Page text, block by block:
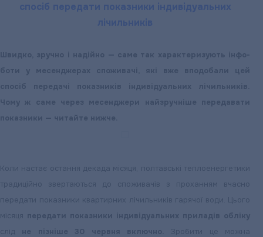
українських
техніки
спосіб передати показники індивідуальних
лічильників
Швидко, зручно і надійно — саме так характеризують інфо-
боти у месенджерах споживачі, які вже вподобали цей
спосіб передачі показників індивідуальних лічильників.
Чому ж саме через месенджери найзручніше передавати
показники — читайте нижче.
Коли настає остання декада місяця, полтавські теплоенергетики
традиційно звертаються до споживачів з проханням вчасно
передати показники квартирних лічильників гарячої води. Цього
місяця передати показники індивідуальних приладів обліку
слід не пізніше 30 червня включно.
Зробити це можна